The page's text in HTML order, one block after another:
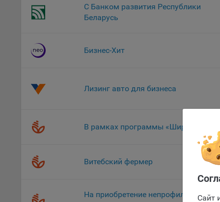
Сайт
9.2.
9.3.
9.4.
С Банком развития Республики
Беларусь
Бизнес-Хит
Лизинг авто для бизнеса
В рамках программы «ШиреКруг»
Витебский фермер
На приобретение непрофильных